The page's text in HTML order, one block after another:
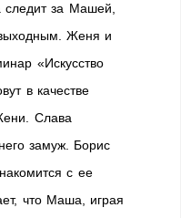
следит за Машей,
выходным. Женя и
«Искусство
в качестве
Слава
замуж. Борис
с ее
что Маша, играя